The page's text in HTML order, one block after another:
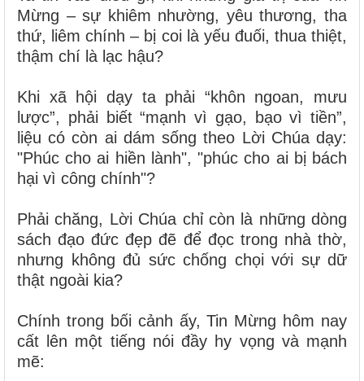
Mừng – sự khiêm nhường, yêu thương, tha
thứ, liêm chính – bị coi là yếu đuối, thua thiệt,
thậm chí là lạc hậu?
Khi xã hội dạy ta phải “khôn ngoan, mưu
lược”, phải biết “mạnh vì gạo, bạo vì tiền”,
liệu có còn ai dám sống theo Lời Chúa dạy:
"Phúc cho ai hiền lành", "phúc cho ai bị bách
hại vì công chính"?
Phải chăng, Lời Chúa chỉ còn là những dòng
sách đạo đức đẹp đẽ để đọc trong nhà thờ,
nhưng không đủ sức chống chọi với sự dữ
thật ngoài kia?
Chính trong bối cảnh ấy, Tin Mừng hôm nay
cất lên một tiếng nói đầy hy vọng và mạnh
mẽ: